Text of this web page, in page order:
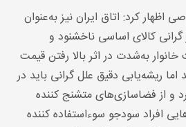
کرد: اتاق ایران نیز به‌عنوان
کالای اساسی ناخشنود و
به‌شدت در اثر بالا رفتن قیمت
اما ریشه‌یابی دقیق علل گرانی باید در
و از فضاسازی‌های متشنج کننده
افراد سودجو سوءاستفاده کننده